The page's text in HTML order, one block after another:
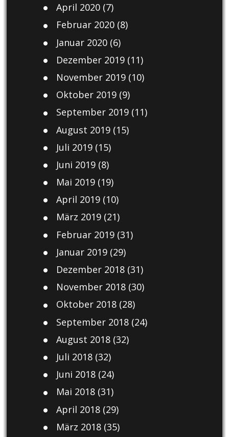
April 2020(7)
Februar 2020(8)
Januar 2020(6)
Dezember 2019(11)
November 2019(10)
Oktober 2019(9)
September 2019(11)
August 2019(15)
Juli 2019(15)
Juni 2019(8)
Mai 2019(19)
April 2019(10)
März 2019(21)
Februar 2019(31)
Januar 2019(29)
Dezember 2018(31)
November 2018(30)
Oktober 2018(28)
September 2018(24)
August 2018(32)
Juli 2018(32)
Juni 2018(24)
Mai 2018(31)
April 2018(29)
März 2018(35)